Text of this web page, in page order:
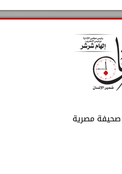
صحيفة مصرية